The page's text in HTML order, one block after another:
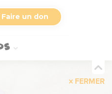
Faire un don
FERMER